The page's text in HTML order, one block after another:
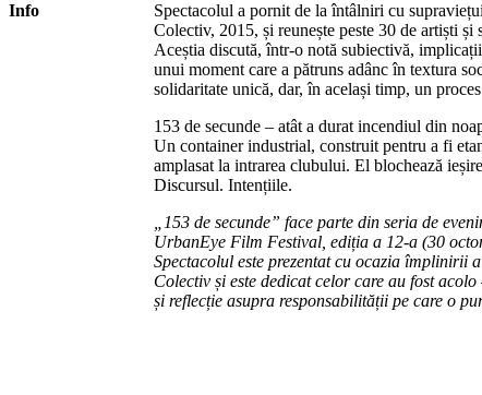
Info
Spectacolul a pornit de la întâlniri cu
Colectiv, 2015, și reunește peste 30 de artiști
Aceștia discută, într-o notă subiectivă,
unui moment care a pătruns adânc în textura
solidaritate unică, dar, în același timp, un
153 de secunde – atât a durat incendiul din
Un container industrial, construit pentru a fi
amplasat la intrarea clubului. El blochează
Discursul. Intențiile.
„153 de secunde” face parte din seria de
UrbanEye Film Festival, ediția a 12-a (30
Spectacolul este prezentat cu ocazia împlinirii
Colectiv și este dedicat celor care au fost
și reflecție asupra responsabilității pe care o